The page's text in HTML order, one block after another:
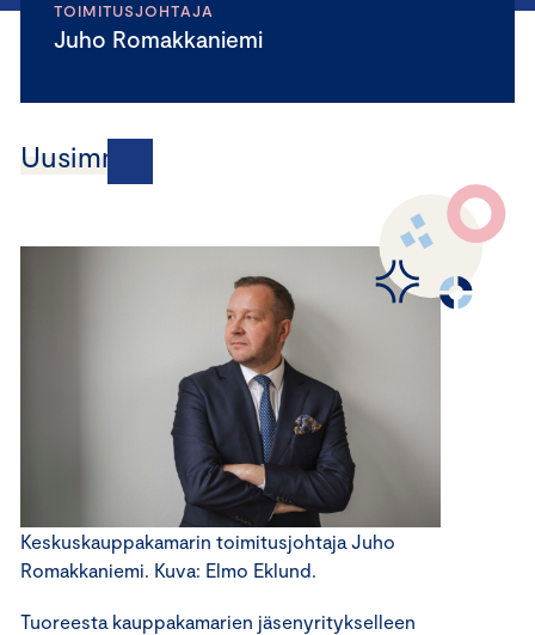
TOIMITUSJOHTAJA
Juho Romakkaniemi
Uusimmat
Keskuskauppakamarin toimitusjohtaja Juho
Romakkaniemi. Kuva: Elmo Eklund.
Tuoreesta kauppakamarien jäsenyritykselleen